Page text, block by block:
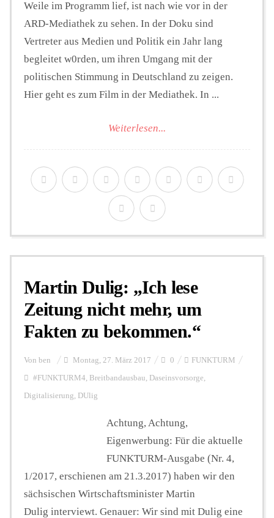
Weile im Programm lief, ist nach wie vor in der
ARD-Mediathek zu sehen. In der Doku sind
Vertreter aus Medien und Politik ein Jahr lang
begleitet w0rden, um ihren Umgang mit der
politischen Stimmung in Deutschland zu zeigen.
Hier geht es zum Film in der Mediathek. In ...
Weiterlesen...
Martin Dulig: „Ich lese
Zeitung nicht mehr, um
Fakten zu bekommen.“
Von ben Montag, 27. März 2017 0 FUNKTURM
#FUNKTURM4, Breitbandausbau, Daseinsvorsorge,
Digitalisierung, DUlig
Achtung, Achtung,
Eigenwerbung: Für die aktuelle
FUNKTURM-Ausgabe (Nr. 4,
1/2017, erschienen am 21.3.2017) haben wir den
sächsischen Wirtschaftsminister Martin
Dulig interviewt. Genauer: Wir sind mit Dulig eine